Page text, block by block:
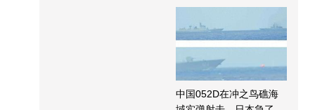
中国052D在冲之鸟礁海